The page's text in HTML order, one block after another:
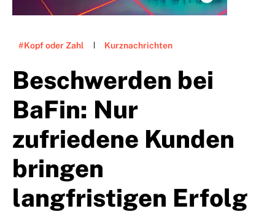
#Kopf oder Zahl Kurznachrichten
Beschwerden bei
BaFin: Nur
zufriedene Kunden
bringen
langfristigen Erfolg